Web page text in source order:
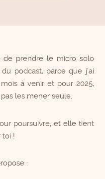
de prendre le micro solo
podcast, parce que j’ai
à venir et pour 2025,
les mener seule.
poursuivre, et elle tient
toi !
: